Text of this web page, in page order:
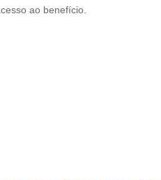
ao benefício.